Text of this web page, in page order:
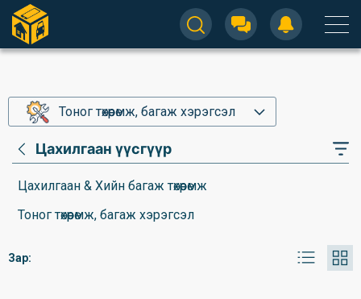
Тоног төхөөрөмж, багаж хэрэгсэл
Цахилгаан үүсгүүр
Цахилгаан & Хийн багаж төхөөрөмж
Тоног төхөөрөмж, багаж хэрэгсэл
Зар: